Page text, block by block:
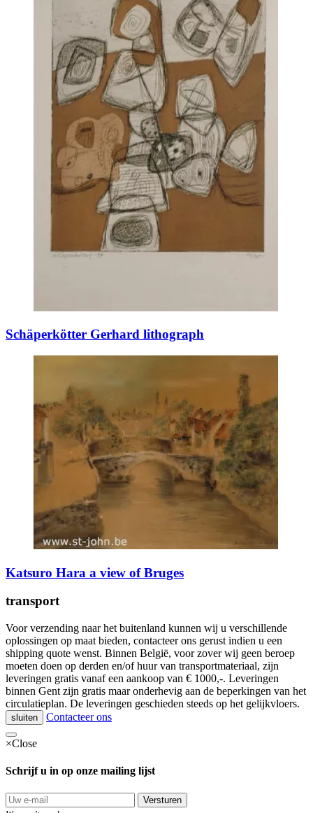
Schäperkötter Gerhard lithograph
Katsuro Hara a view of Bruges
transport
Voor verzending naar het buitenland kunnen wij u verschillende
oplossingen op maat bieden, contacteer ons gerust indien u een
shipping quote wenst. Binnen België, voor zover wij geen beroep
moeten doen op derden en/of huur van transportmateriaal, zijn
leveringen gratis vanaf een aankoop van € 1000,-. Leveringen
binnen Gent zijn gratis maar onderhevig aan de beperkingen van het
circulatieplan. De leveringen geschieden steeds op het gelijkvloers.
sluiten Contacteer ons
×Close
Schrijf u in op onze mailing lijst
Versturen